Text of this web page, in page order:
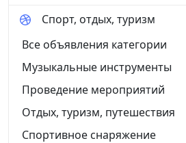
Спорт, отдых, туризм
Все объявления категории
Музыкальные инструменты
Проведение мероприятий
Отдых, туризм, путешествия
Спортивное снаряжение